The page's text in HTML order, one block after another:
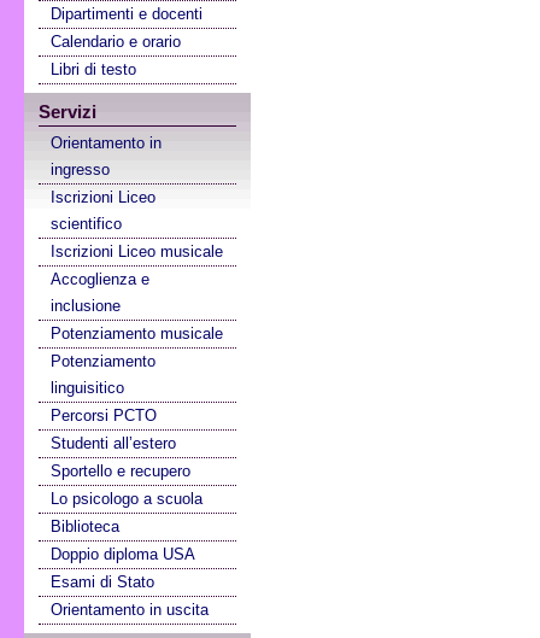
Dipartimenti e docenti
Calendario e orario
Libri di testo
Servizi
Orientamento in
ingresso
Iscrizioni Liceo
scientifico
Iscrizioni Liceo musicale
Accoglienza e
inclusione
Potenziamento musicale
Potenziamento
linguisitico
Percorsi PCTO
Studenti all’estero
Sportello e recupero
Lo psicologo a scuola
Biblioteca
Doppio diploma USA
Esami di Stato
Orientamento in uscita